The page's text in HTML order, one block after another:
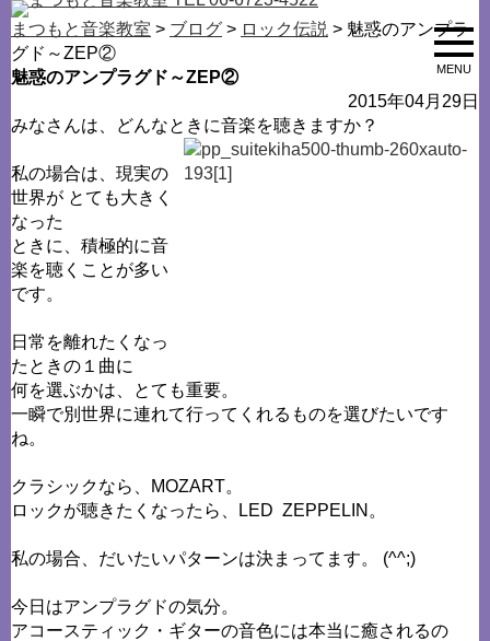
MENU
まつもと音楽教室 > ブログ > ロック伝説 > 魅惑のアンプラ
グド～ZEP②
魅惑のアンプラグド～ZEP②
2015年04月29日
みなさんは、どんなときに音楽を聴きますか？
私の場合は、現実の
世界が とても大きく
なった
ときに、積極的に音
楽を聴くことが多い
です。
日常を離れたくなっ
たときの１曲に
何を選ぶかは、とても重要。
一瞬で別世界に連れて行ってくれるものを選びたいです
ね。
クラシックなら、MOZART。
ロックが聴きたくなったら、LED ZEPPELIN。
私の場合、だいたいパターンは決まってます。 (^^;)
今日はアンプラグドの気分。
アコースティック・ギターの音色には本当に癒されるの